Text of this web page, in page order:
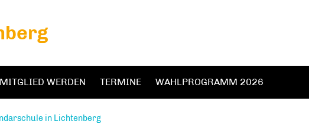
MITGLIED WERDEN TERMINE WAHLPROGRAMM 2026
in Lichtenberg